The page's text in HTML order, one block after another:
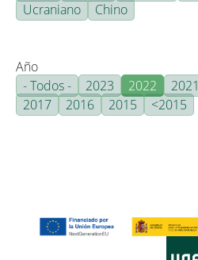
Ucraniano
Chino
Año
- Todos -
2023 2022 2021
2017
2016 2015 <2015